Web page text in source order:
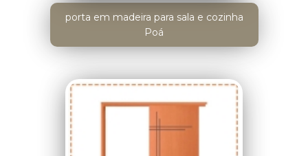
porta em madeira para sala e cozinha
Poá